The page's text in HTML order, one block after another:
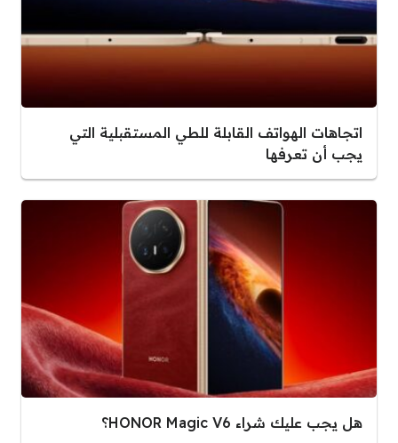
اتجاهات الهواتف القابلة للطي المستقبلية التي
يجب أن تعرفها
هل يجب عليك شراء HONOR Magic V6؟